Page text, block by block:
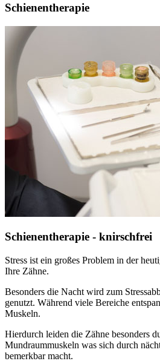
Schienentherapie
Schienentherapie - knirschfrei
Stress ist ein großes Problem in der
Ihre Zähne.
Besonders die Nacht wird zum
genutzt. Während viele Bereiche
Muskeln.
Hierdurch leiden die Zähne besonders
Mundraummuskeln was sich durch
bemerkbar macht.